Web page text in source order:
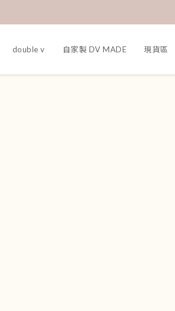
double v 自家製 DV MADE 現貨區